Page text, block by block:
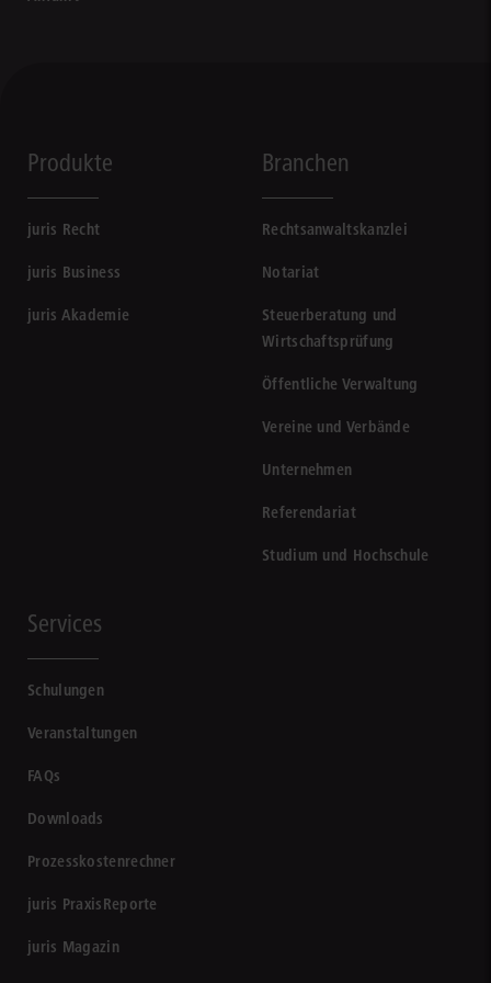
Produkte
juris Recht
juris Business
juris Akademie
Branchen
Rechtsanwaltskanzlei
Notariat
Steuerberatung und
Wirtschaftsprüfung
Öffentliche Verwaltung
Vereine und Verbände
Unternehmen
Referendariat
Studium und Hochschule
Services
Schulungen
Veranstaltungen
FAQs
Downloads
Prozesskostenrechner
juris PraxisReporte
juris Magazin